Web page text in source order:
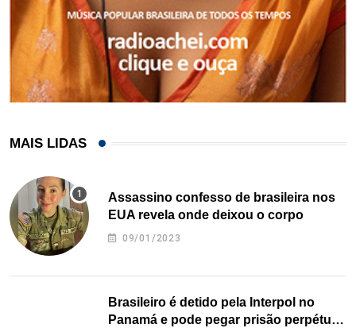
MAIS LIDAS
Assassino confesso de brasileira nos
EUA revela onde deixou o corpo
09/01/2023
Brasileiro é detido pela Interpol no
Panamá e pode pegar prisão perpétua